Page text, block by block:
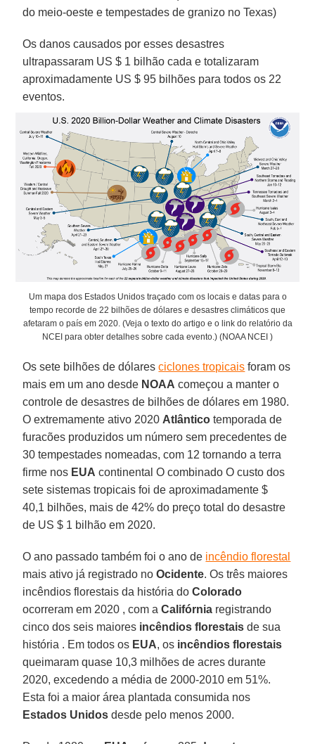
do meio-oeste e tempestades de granizo no Texas)
Os danos causados ​​por esses desastres
ultrapassaram US $ 1 bilhão cada e totalizaram
aproximadamente US $ 95 bilhões para todos os 22
eventos.
Um mapa dos Estados Unidos traçado com os locais e datas para o
tempo recorde de 22 bilhões de dólares e desastres climáticos que
afetaram o país em 2020. (Veja o texto do artigo e o link do relatório da
NCEI para obter detalhes sobre cada evento.) (NOAA NCEI )
Os sete bilhões de dólaresciclones tropicais foram os
mais em um ano desde NOAA começou a manter o
controle de desastres de bilhões de dólares em 1980.
O extremamente ativo 2020Atlântico temporada de
furacões produzidos um número sem precedentes de
30 tempestades nomeadas, com 12 tornando a terra
firme nos EUA continental O combinado O custo dos
sete sistemas tropicais foi de aproximadamente $
40,1 bilhões, mais de 42% do preço total do desastre
de US $ 1 bilhão em 2020.
O ano passado também foi o ano de incêndio florestal
mais ativo já registrado noOcidente. Os três maiores
incêndios florestais da história doColorado
ocorreram em 2020 , com aCalifórnia registrando
cinco dos seis maiores incêndios florestais de sua
história . Em todos os EUA, os incêndios florestais
queimaram quase 10,3 milhões de acres durante
2020, excedendo a média de 2000-2010 em 51%.
Esta foi a maior área plantada consumida nos
Estados Unidos desde pelo menos 2000.